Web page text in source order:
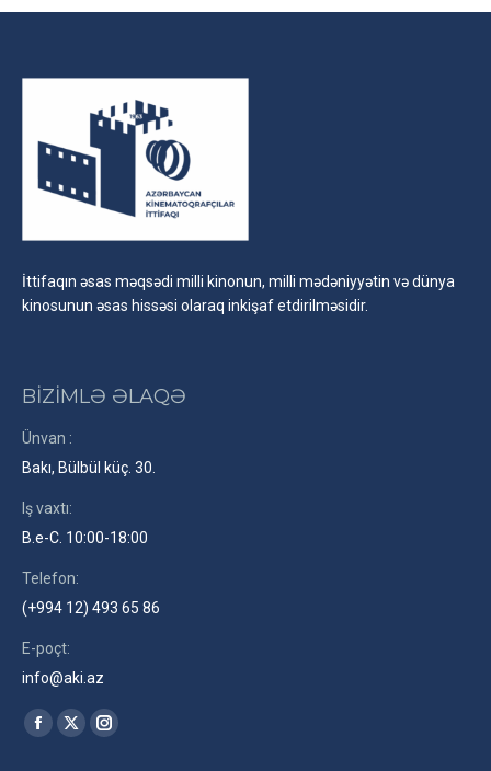
İttifaqın əsas məqsədi milli kinonun, milli mədəniyyətin və dünya
kinosunun əsas hissəsi olaraq inkişaf etdirilməsidir.
BİZİMLƏ ƏLAQƏ
Ünvan :
Bakı, Bülbül küç. 30.
Iş vaxtı:
B.e-C. 10:00-18:00
Telefon:
(+994 12) 493 65 86
E-poçt:
info@aki.az
Find us on:
Facebook
X
Instagram